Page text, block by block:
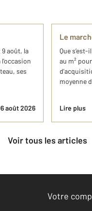
9 août, la
l'occasion
ses
août 2026
Le
Que
au m²
moyenne
Lire plus
Voir tous les articles
Votre